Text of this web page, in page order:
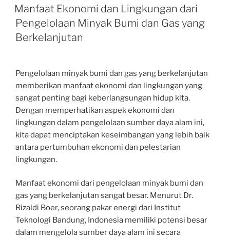
ON
Manfaat Ekonomi dan Lingkungan dari
Pengelolaan Minyak Bumi dan Gas yang
Berkelanjutan
Pengelolaan minyak bumi dan gas yang berkelanjutan
memberikan manfaat ekonomi dan lingkungan yang
sangat penting bagi keberlangsungan hidup kita.
Dengan memperhatikan aspek ekonomi dan
lingkungan dalam pengelolaan sumber daya alam ini,
kita dapat menciptakan keseimbangan yang lebih baik
antara pertumbuhan ekonomi dan pelestarian
lingkungan.
Manfaat ekonomi dari pengelolaan minyak bumi dan
gas yang berkelanjutan sangat besar. Menurut Dr.
Rizaldi Boer, seorang pakar energi dari Institut
Teknologi Bandung, Indonesia memiliki potensi besar
dalam mengelola sumber daya alam ini secara